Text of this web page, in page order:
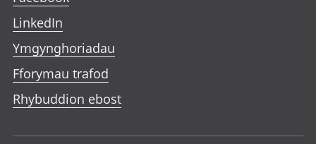
LinkedIn
Ymgynghoriadau
Fforymau trafod
Rhybuddion ebost